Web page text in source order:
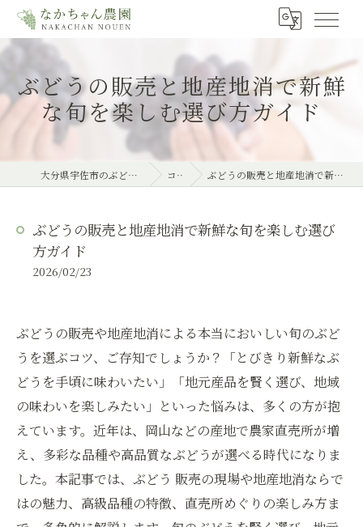
ぶどうの販売と地産地消で新鮮
な旬を楽しむ選び方ガイド
大分県宇佐市のぶどうならなかちゃん農園 コラム ぶどうの販売と地産地消で新鮮な旬を楽しむ選び方ガイド
ぶどうの販売と地産地消で新鮮な旬を楽しむ選び
方ガイド
2026/02/23
ぶどうの販売や地産地消による本当においしい旬のぶど
うを選ぶコツ、ご存知でしょうか？「とびきり新鮮なぶ
どうを手頃に味わいたい」「地元産品を賢く選び、地域
の味わいを楽しみたい」といった悩みは、多くの方が抱
えています。近年は、岡山などの産地で農家直売所が増
え、多彩な品種や高品質なぶどうが選べる時代になりま
した。本記事では、ぶどう 販売の現場や地産地消ならで
はの魅力、高級品種の特徴、直売所めぐりの楽しみ方ま